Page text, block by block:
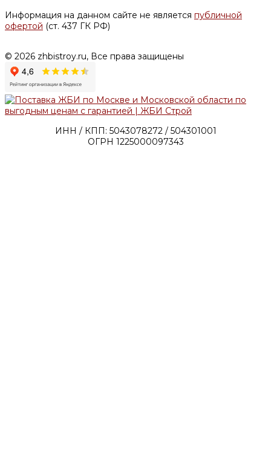
Информация на данном сайте не является публичной
офертой (ст. 437 ГК РФ)
© 2026 zhbistroy.ru, Все права защищены
ИНН / КПП: 5043078272 / 504301001
ОГРН 1225000097343